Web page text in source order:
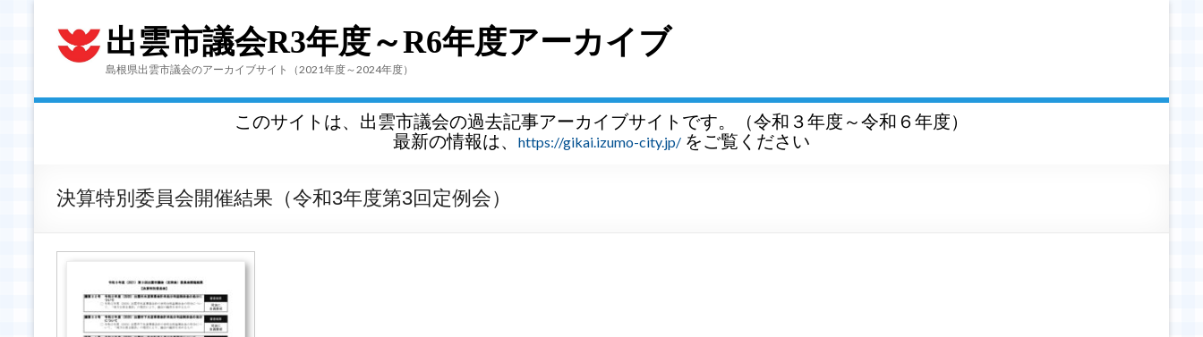
出雲市議会R3年度～R6年度アーカイブ
島根県出雲市議会のアーカイブサイト（2021年度～2024年度）
このサイトは、出雲市議会の過去記事アーカイブサイトです。（令和３年度～令和６年度）
最新の情報は、
https://gikai.izumo-city.jp/ をご覧ください
決算特別委員会開催結果（令和3年度第3回定例会）